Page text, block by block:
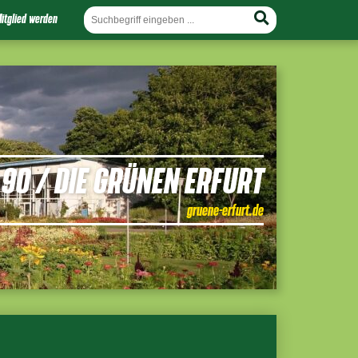
werden
/ DIE GRÜNEN ERFURT
gruene-erfurt.de